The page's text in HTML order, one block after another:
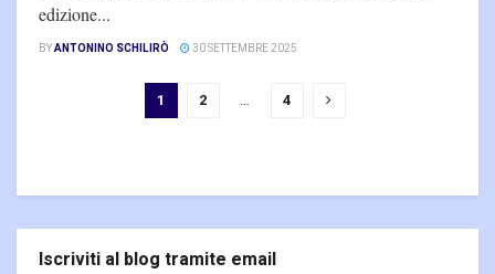
edizione...
BYANTONINO SCHILIRÒ 30 SETTEMBRE 2025
1 2 … 4
Iscriviti al blog tramite email